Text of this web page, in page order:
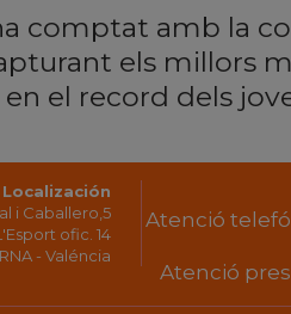
comptat amb la
els millors
el record dels
Localización
i Caballero,5
ofic. 14
- Valéncia
Atenció
Atenció